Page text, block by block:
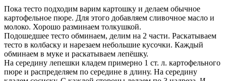
Пока тесто подходим варим картошку и делаем обычное
картофельное пюре. Для этого добавляем сливочное масло и
молоко. Хорошо разминаем толкушкой.
Подошедшее тесто обминаем, делим на 2 части. Раскатываем
тесто в колбаску и нарезаем небольшие кусочки. Каждый
обминаем в муке и раскатываем лепёшку.
На середину лепешки кладем примерно 1 ст. л. картофельного
пюре и распределяем по середине в длину. На середину